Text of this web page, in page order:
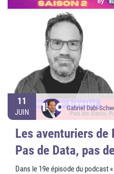
11
JUIN Gabriel Dabi-
Les aventuriers de
Pas de Data, pas
Dans le 19e épisode du podcast